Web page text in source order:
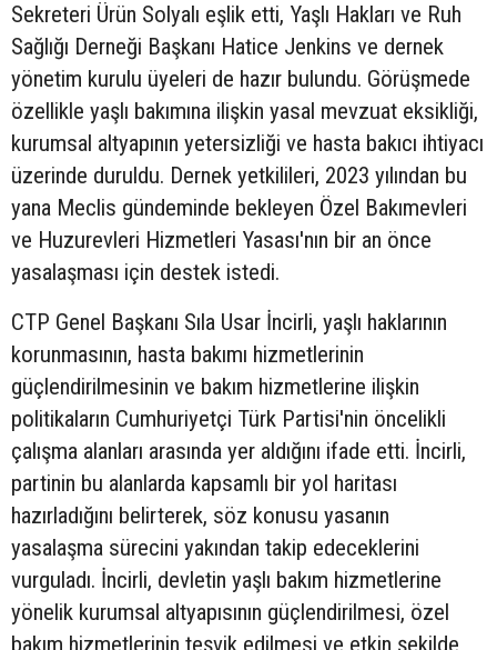
Sekreteri Ürün Solyalı eşlik etti, Yaşlı Hakları ve Ruh
Sağlığı Derneği Başkanı Hatice Jenkins ve dernek
yönetim kurulu üyeleri de hazır bulundu. Görüşmede
özellikle yaşlı bakımına ilişkin yasal mevzuat eksikliği,
kurumsal altyapının yetersizliği ve hasta bakıcı ihtiyacı
üzerinde duruldu. Dernek yetkilileri, 2023 yılından bu
yana Meclis gündeminde bekleyen Özel Bakımevleri
ve Huzurevleri Hizmetleri Yasası'nın bir an önce
yasalaşması için destek istedi.
CTP Genel Başkanı Sıla Usar İncirli, yaşlı haklarının
korunmasının, hasta bakımı hizmetlerinin
güçlendirilmesinin ve bakım hizmetlerine ilişkin
politikaların Cumhuriyetçi Türk Partisi'nin öncelikli
çalışma alanları arasında yer aldığını ifade etti. İncirli,
partinin bu alanlarda kapsamlı bir yol haritası
hazırladığını belirterek, söz konusu yasanın
yasalaşma sürecini yakından takip edeceklerini
vurguladı. İncirli, devletin yaşlı bakım hizmetlerine
yönelik kurumsal altyapısının güçlendirilmesi, özel
bakım hizmetlerinin teşvik edilmesi ve etkin şekilde